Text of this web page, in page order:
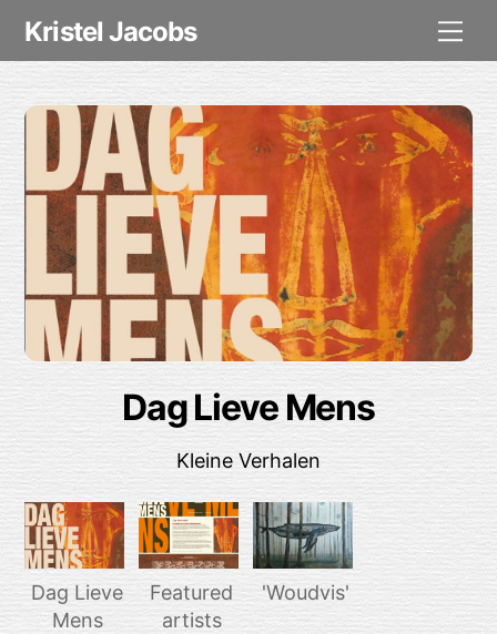
Skip
content
Kristel Jacobs
Dag Lieve Mens
Kleine Verhalen
Dag Lieve
Mens
Featured
artists
'Woudvis'